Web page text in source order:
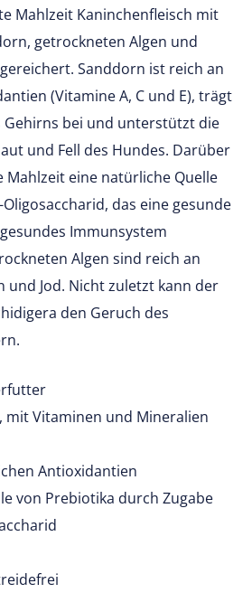
Mahlzeit Kaninchenfleisch mit
getrockneten Algen und
Sanddorn ist reich an
(Vitamine A, C und E), trägt
Gehirns bei und unterstützt die
und Fell des Hundes. Darüber
Mahlzeit eine natürliche Quelle
das eine gesunde
Immunsystem
Algen sind reich an
und Jod. Nicht zuletzt kann der
den Geruch des
mit Vitaminen und Mineralien
Antioxidantien
von Prebiotika durch Zugabe